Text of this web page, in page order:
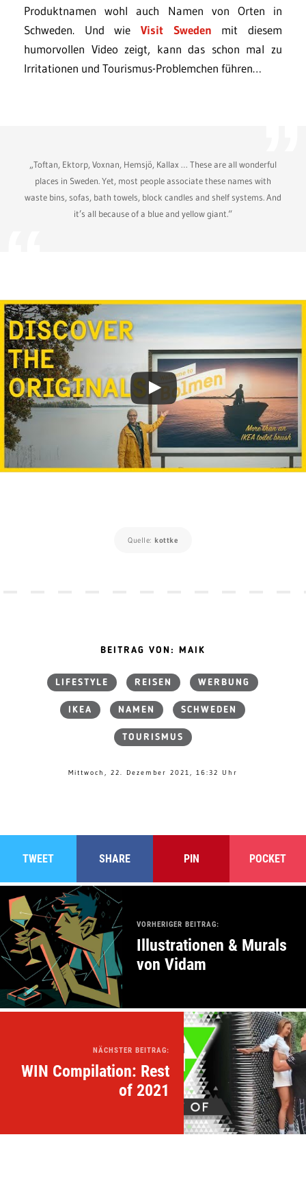
Produktnamen wohl auch Namen von Orten in
Schweden. Und wie Visit Sweden mit diesem
humorvollen Video zeigt, kann das schon mal zu
Irritationen und Tourismus-Problemchen führen…
„Toftan, Ektorp, Voxnan, Hemsjö, Kallax … These are all wonderful
places in Sweden. Yet, most people associate these names with
waste bins, sofas, bath towels, block candles and shelf systems. And
it’s all because of a blue and yellow giant.“
Quelle: kottke
BEITRAG VON: MAIK
LIFESTYLE REISEN WERBUNG
IKEA NAMEN SCHWEDEN
TOURISMUS
Mittwoch, 22. Dezember 2021, 16:32 Uhr
TWEET SHARE PIN POCKET
VORHERIGER BEITRAG:
Illustrationen & Murals
von Vidam
NÄCHSTER BEITRAG:
WIN Compilation: Rest
of 2021